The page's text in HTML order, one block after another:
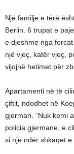
Një familje e tërë
Berlin. 6 trupat e
e djeshme nga
një vjeç, katër vjeç,
vijojnë hetimet për
Apartamenti në të
çiftit, ndodhet në
gjerman. “Nuk kemi
policia gjermane, e
si një ndër shkaqet e